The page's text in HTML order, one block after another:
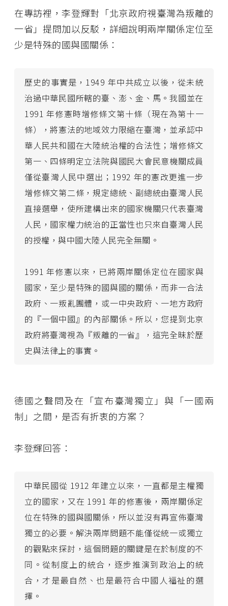
在專訪裡，李登輝對「北京政府視臺灣為叛離的
一省」提問加以反駁，詳細說明兩岸關係定位至
少是特殊的國與國關係：
歷史的事實是，1949 年中共成立以後，從未統
治過中華民國所轄的臺、澎、金、馬。我國並在
1991 年修憲時增修條文第十條（現在為第十一
條），將憲法的地域效力限縮在臺灣，並承認中
華人民共和國在大陸統治權的合法性；增修條文
第一、四條明定立法院與國民大會民意機關成員
僅從臺灣人民中選出；1992 年的憲改更進一步
增修條文第二條，規定總統、副總統由臺灣人民
直接選舉，使所建構出來的國家機關只代表臺灣
人民，國家權力統治的正當性也只來自臺灣人民
的授權，與中國大陸人民完全無關。
1991 年修憲以來，已將兩岸關係定位在國家與
國家，至少是特殊的國與國的關係，而非一合法
政府、一叛亂團體，或一中央政府、一地方政府
的『一個中國』的內部關係。所以，您提到北京
政府將臺灣視為『叛離的一省』，這完全昧於歷
史與法律上的事實。
德國之聲問及在「宣布臺灣獨立」與「一國兩
制」之間，是否有折衷的方案？
李登輝回答：
中華民國從 1912 年建立以來，一直都是主權獨
立的國家，又在 1991 年的修憲後，兩岸關係定
位在特殊的國與國關係，所以並沒有再宣佈臺灣
獨立的必要。解決兩岸問題不能僅從統一或獨立
的觀點來探討，這個問題的關鍵是在於制度的不
同。從制度上的統合，逐步推演到政治上的統
合，才是最自然、也是最符合中國人福祉的選
擇。